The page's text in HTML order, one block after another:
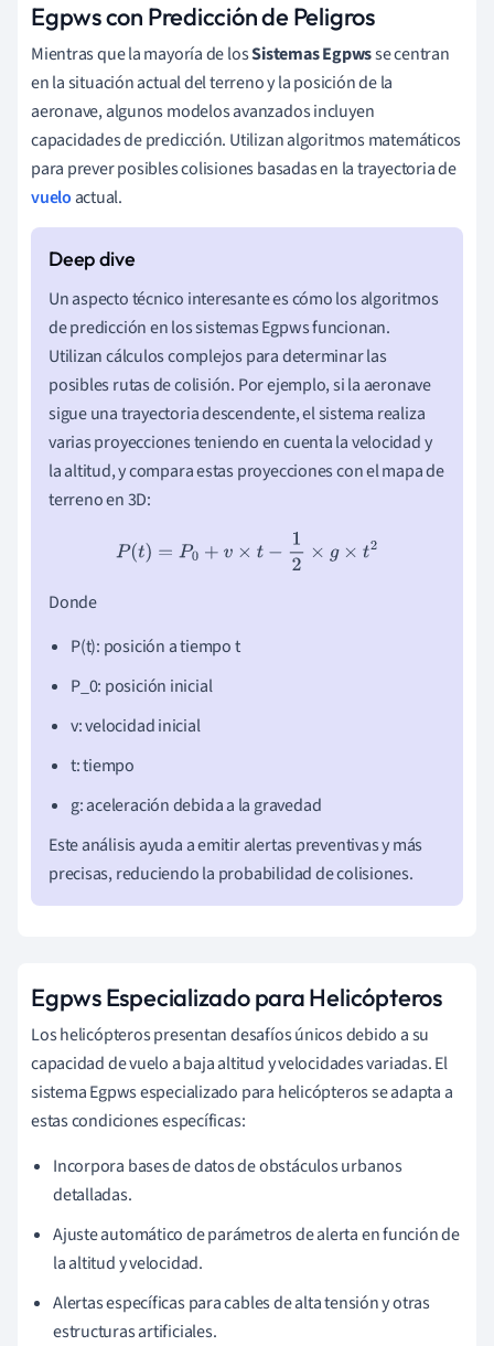
Egpws con Predicción de Peligros
Mientras que la mayoría de losSistemas Egpwsse centran
en la situación actual del terreno y la posición de la
aeronave, algunos modelos avanzados incluyen
capacidades de predicción. Utilizan algoritmos matemáticos
para prever posibles colisiones basadas en la trayectoria de
vuelo actual.
Un aspecto técnico interesante es cómo los algoritmos
de predicción en los sistemas Egpws funcionan.
Utilizan cálculos complejos para determinar las
posibles rutas de colisión. Por ejemplo, si la aeronave
sigue una trayectoria descendente, el sistema realiza
varias proyecciones teniendo en cuenta la velocidad y
la altitud, y compara estas proyecciones con el mapa de
terreno en 3D:
P(t) =P0+ v× − 12× g× 2
Donde
P(t): posición a tiempo t
P_0: posición inicial
v: velocidad inicial
t: tiempo
g: aceleración debida a la gravedad
Este análisis ayuda a emitir alertas preventivas y más
precisas, reduciendo la probabilidad de colisiones.
Egpws Especializado para Helicópteros
Los helicópteros presentan desafíos únicos debido a su
capacidad de vuelo a baja altitud y velocidades variadas. El
sistema Egpws especializado para helicópteros se adapta a
estas condiciones específicas:
Incorpora bases de datos de obstáculos urbanos
detalladas.
Ajuste automático de parámetros de alerta en función de
la altitud y velocidad.
Alertas específicas para cables de alta tensión y otras
estructuras artificiales.